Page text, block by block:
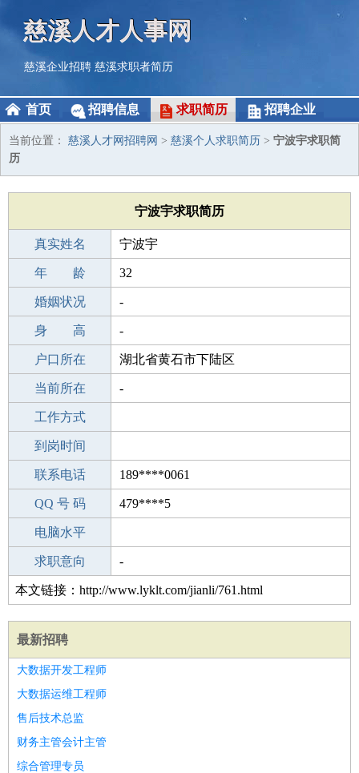
慈溪人才人事网
慈溪企业招聘 慈溪求职者简历
首页 招聘信息 求职简历 招聘企业
当前位置： 慈溪人才网招聘网 > 慈溪个人求职简历 > 宁波宇求职简
历
宁波宇求职简历
真实姓名 宁波宇
性 别 男
年 龄 32
出生年月 1994-11-04
婚姻状况 -
学 历 高中
身 高 -
毕业学校 永川中学
户口所在 湖北省黄石市下陆区
所学专业 -
当前所在 -
工作经验
工作方式
驾 照
到岗时间
期望月薪
联系电话 189****0061
手机号码 189****0061
QQ 号 码 479****5
微信号码
电脑水平
外语水平
求职意向 -
本文链接：http://www.lyklt.com/jianli/761.html
最新招聘
大数据开发工程师
大数据运维工程师
售后技术总监
财务主管会计主管
综合管理专员